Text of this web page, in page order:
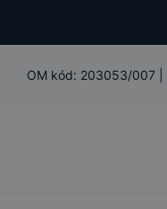
OM kód: 203053/007